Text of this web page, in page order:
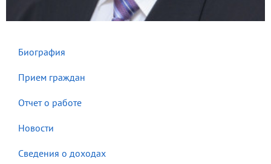
Биография
Прием граждан
Отчет о работе
Новости
Сведения о доходах